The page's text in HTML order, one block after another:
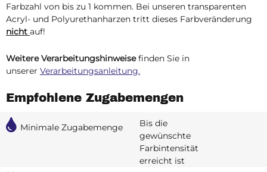
Farbzahl von bis zu 1 kommen. Bei unseren transparenten
Acryl- und Polyurethanharzen tritt dieses Farbveränderung
nicht auf!
Weitere Verarbeitungshinweisefinden Sie in
unserer Verarbeitungsanleitung.
Empfohlene Zugabemengen
Minimale Zugabemenge
Bis die
gewünschte
Farbintensität
erreicht ist